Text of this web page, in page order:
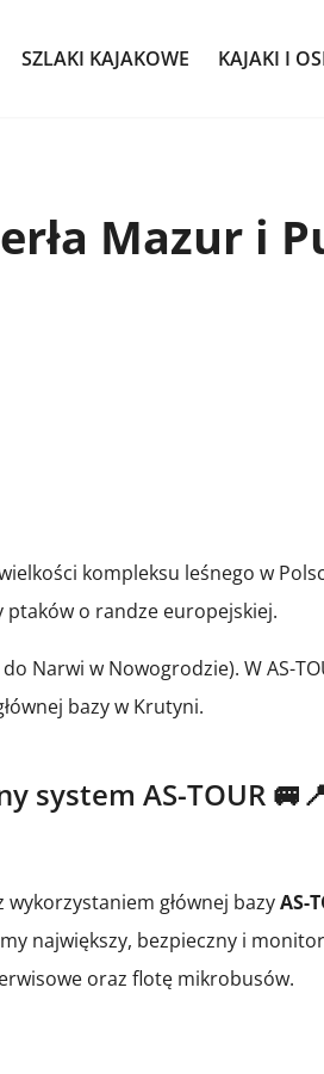
SZLAKI KAJAKOWE KAJAKI I
Mazur i
kompleksu leśnego w
o randze europejskiej.
Narwi w Nowogrodzie). W AS-
bazy w Krutyni.
system AS-TOUR
głównej bazyAS-
największy, bezpieczny i
oraz flotę mikrobusów.